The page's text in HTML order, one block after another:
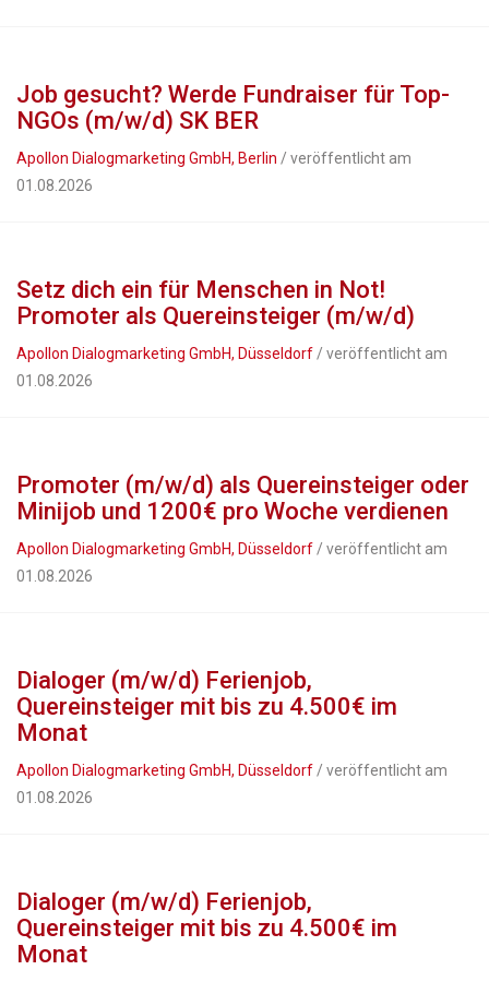
Job gesucht? Werde Fundraiser für Top-
NGOs (m/w/d) SK BER
Apollon Dialogmarketing GmbH, Berlin / veröffentlicht am
01.08.2026
Setz dich ein für Menschen in Not!
Promoter als Quereinsteiger (m/w/d)
Apollon Dialogmarketing GmbH, Düsseldorf / veröffentlicht am
01.08.2026
Promoter (m/w/d) als Quereinsteiger oder
Minijob und 1200€ pro Woche verdienen
Apollon Dialogmarketing GmbH, Düsseldorf / veröffentlicht am
01.08.2026
Dialoger (m/w/d) Ferienjob,
Quereinsteiger mit bis zu 4.500€ im
Monat
Apollon Dialogmarketing GmbH, Düsseldorf / veröffentlicht am
01.08.2026
Dialoger (m/w/d) Ferienjob,
Quereinsteiger mit bis zu 4.500€ im
Monat